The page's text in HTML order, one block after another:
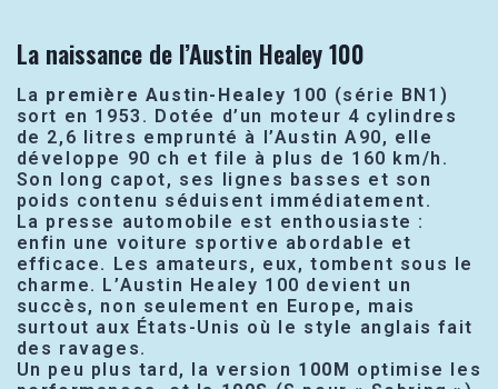
La naissance de l’Austin Healey 100
La première Austin-Healey 100 (série BN1)
sort en 1953. Dotée d’un moteur 4 cylindres
de 2,6 litres emprunté à l’Austin A90, elle
développe 90 ch et file à plus de 160 km/h.
Son long capot, ses lignes basses et son
poids contenu séduisent immédiatement.
La presse automobile est enthousiaste :
enfin une voiture sportive abordable et
efficace. Les amateurs, eux, tombent sous le
charme. L’Austin Healey 100 devient un
succès, non seulement en Europe, mais
surtout aux États-Unis où le style anglais fait
des ravages.
Un peu plus tard, la version 100M optimise les